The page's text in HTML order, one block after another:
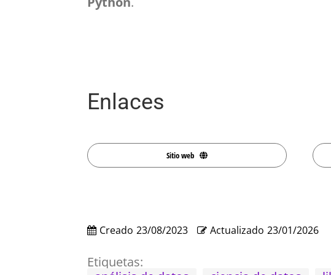
Enlaces
Sitio web
Creado 23/08/2023 Actualizado 23/01/2026
Etiquetas: